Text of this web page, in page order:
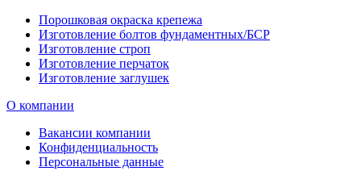
Порошковая окраска крепежа
Изготовление болтов фундаментных/БСР
Изготовление строп
Изготовление перчаток
Изготовление заглушек
О компании
Вакансии компании
Конфиденциальность
Персональные данные